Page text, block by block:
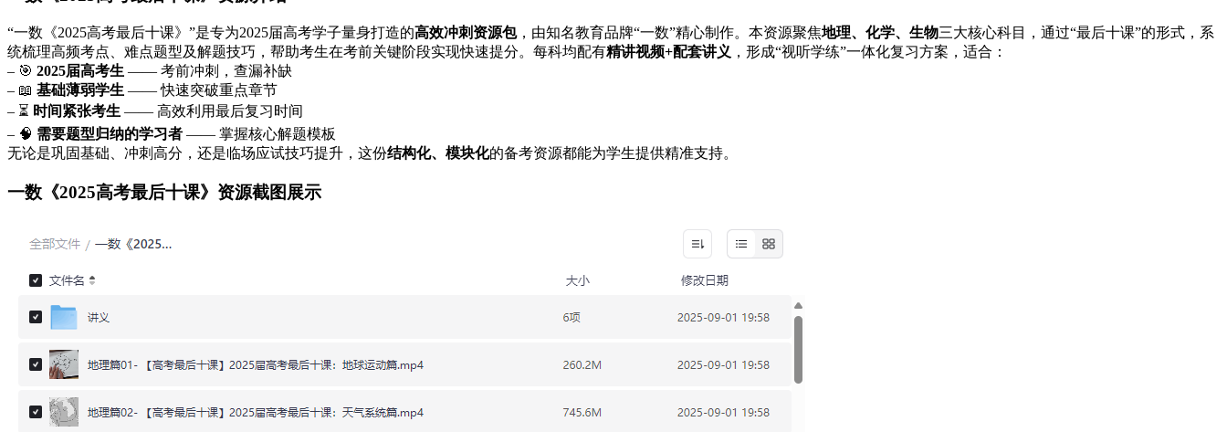
“一数《2025高考最后十课》”是专为2025届高考学子量身打造的高效冲刺资源包，由知名教育品牌“一数”精心制作。本资源聚焦地理、化学、生物三大核心科目，通过“最后十课”的形式，系
统梳理高频考点、难点题型及解题技巧，帮助考生在考前关键阶段实现快速提分。每科均配有精讲视频+配套讲义 ，形成“视听学练”一体化复习方案，适合：
– 🎯 2025届高考生 —— 考前冲刺，查漏补缺
– 📖 基础薄弱学生 —— 快速突破重点章节
– ⏳ 时间紧张考生 —— 高效利用最后复习时间
– 🧠 需要题型归纳的学习者 —— 掌握核心解题模板
无论是巩固基础、冲刺高分，还是临场应试技巧提升，这份结构化、模块化的备考资源都能为学生提供精准支持。
一数《2025高考最后十课》资源截图展示